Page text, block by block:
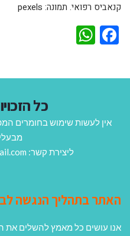
קנאביס רפואי. תמונה: pexels
Facebook
כל
אין לעשות שימוש בחומרים
ליצירת קשר: Avihai.ZoomAt@gmail.com
האתר בתהליך הנגשה
אנו עושים כל מאמץ להשלים